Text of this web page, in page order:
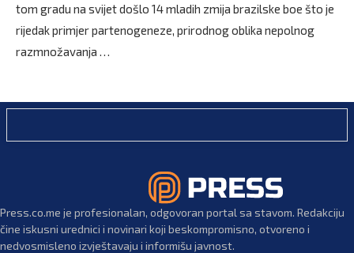
tom gradu na svijet došlo 14 mladih zmija brazilske boe što je
rijedak primjer partenogeneze, prirodnog oblika nepolnog
razmnožavanja …
Press.co.me je profesionalan, odgovoran portal sa stavom. Redakciju
čine iskusni urednici i novinari koji beskompromisno, otvoreno i
nedvosmisleno izvještavaju i informišu javnost.